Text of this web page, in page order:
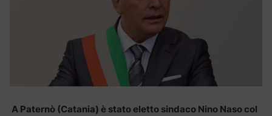
A Paternò (Catania) è stato eletto sindaco Nino Naso col